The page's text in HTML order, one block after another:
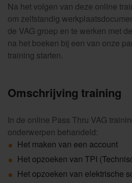
Na het volgen van deze online
om zelfstandig
de VAG groep en te werken met
na het boeken bij een van onze
training starten.
Omschrijving training
In de online Pass Thru VAG
onderwerpen behandeld:
Het maken van een account
Het opzoeken van TPI
Het opzoeken van elektrische